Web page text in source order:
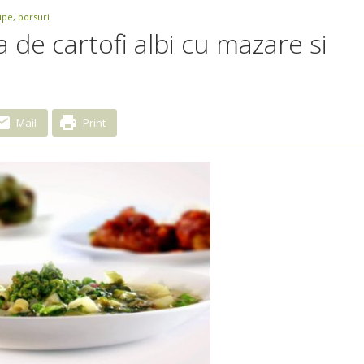
borsuri
de cartofi albi cu mazare si
Mail Print